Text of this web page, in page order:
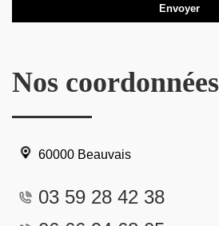
Nos coordonnées
60000 Beauvais
03 59 28 42 38